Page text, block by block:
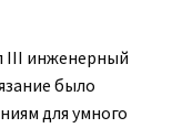
III инженерный
было
для умного